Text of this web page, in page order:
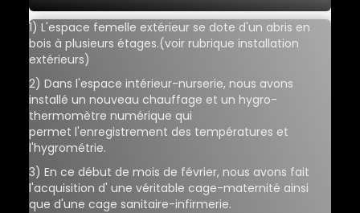
1) L'espace femelle extérieur se dote d'un abris en
bois à plusieurs étages.(voir rubrique installation
extérieurs)
2) Dans l'espace intérieur-nurserie, nous avons
installé un nouveau chauffage et un hygro-
thermomètre numérique qui
permet l'enregistrement des températures et
l'hygrométrie.
3) En ce début de mois de février, nous avons fait
l'acquisition d' une véritable cage-maternité ainsi
que d'une cage sanitaire-infirmerie.